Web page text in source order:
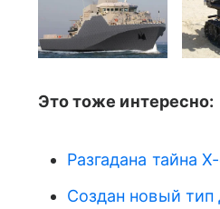
Это тоже интересно:
Разгадана тайна
Создан новый тип